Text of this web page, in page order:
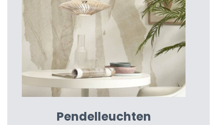
Pendelleuchten